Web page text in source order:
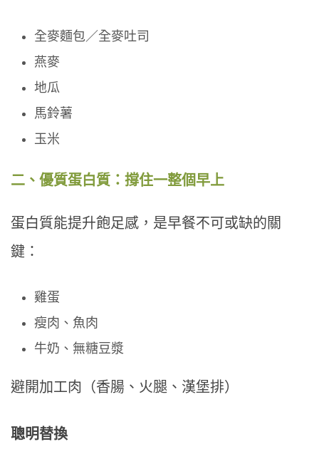
全麥麵包／全麥吐司
燕麥
地瓜
馬鈴薯
玉米
二、優質蛋白質：撐住一整個早上
蛋白質能提升飽足感，是早餐不可或缺的關
鍵：
雞蛋
瘦肉、魚肉
牛奶、無糖豆漿
避開加工肉（香腸、火腿、漢堡排）
聰明替換